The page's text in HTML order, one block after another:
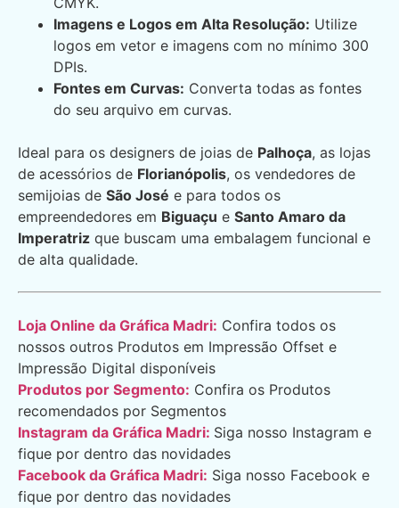
Imagens e Logos em Alta Resolução: Utilize
logos em vetor e imagens com no mínimo 300
DPIs.
Fontes em Curvas: Converta todas as fontes
do seu arquivo em curvas.
Ideal para os designers de joias de Palhoça, as lojas
de acessórios de Florianópolis, os vendedores de
semijoias de São José e para todos os
empreendedores em Biguaçu e Santo Amaro da
Imperatriz que buscam uma embalagem funcional e
de alta qualidade.
Loja Online da Gráfica Madri: Confira todos os
nossos outros Produtos em Impressão Offset e
Impressão Digital disponíveis
Produtos por Segmento: Confira os Produtos
recomendados por Segmentos
Instagram da Gráfica Madri: Siga nosso Instagram e
fique por dentro das novidades
Facebook da Gráfica Madri: Siga nosso Facebook e
fique por dentro das novidades